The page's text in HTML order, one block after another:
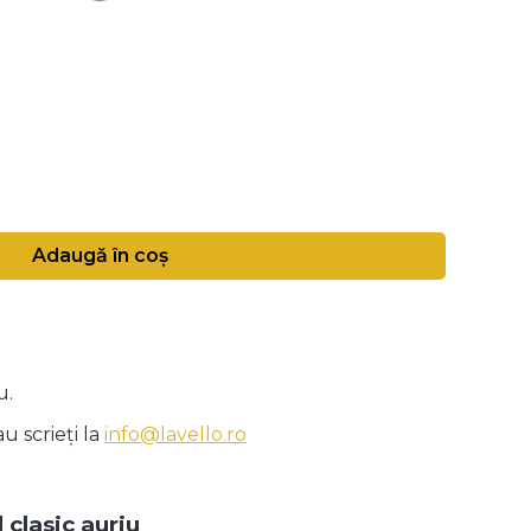
Adaugă în coș
scrieți la info@lavello.ro
auriu